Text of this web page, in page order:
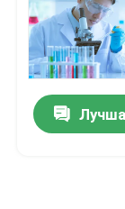
Азиатские
Сервисы